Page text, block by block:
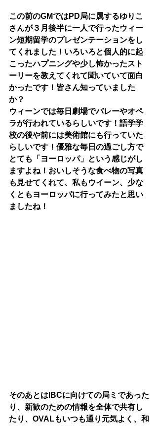
この前のGMではPD局に属するゆりこ
さんが３月後半に一人で行ったウィー
ン短期留学のプレゼンテーションをし
てくれました！いろいろと個人的に起
こったハプニングや少し怖かったスト
ーリーを教えてくれて聞いていて面白
かったです！皆さん知っていました
か？
ウィーンでは毎日劇場でバレーやオペ
ラが行われているらしいです！語学学
校の後や前には美術館にも行っていた
らしいです！優雅な毎日の過ごし方で
とても「ヨーロッパ」という感じがし
ますよね！おいしそうな食べ物の写真
も見せてくれて、私もウイーン、少な
くともヨーロッパに行ってみたと思い
ましたね！
そのあとはIBCに向けての局ミであった
り、新歓のための情報を全体で共有し
たり、OVALもいつも通り元気よく、和